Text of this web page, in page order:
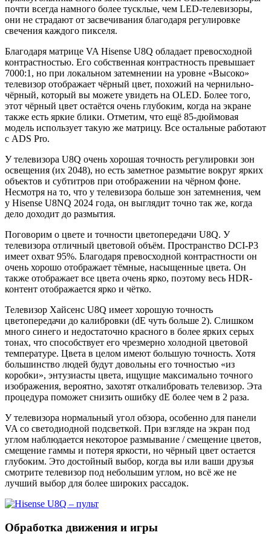
почти всегда намного более тусклые, чем LED-телевизоры,
они не страдают от засвечивания благодаря регулировке
свечения каждого пикселя.
Благодаря матрице VA Hisense U8Q обладает превосходной
контрастностью. Его собственная контрастность превышает
7000:1, но при локальном затемнении на уровне «Высоко»
телевизор отображает чёрный цвет, похожий на чернильно-
чёрный, который вы можете увидеть на OLED. Более того,
этот чёрный цвет остаётся очень глубоким, когда на экране
также есть яркие блики. Отметим, что ещё 85-дюймовая
модель использует такую же матрицу. Все остальные работают
с ADS Pro.
У телевизора U8Q очень хорошая точность регулировки зон
освещения (их 2048), но есть заметное размытие вокруг ярких
объектов и субтитров при отображении на чёрном фоне.
Несмотря на то, что у телевизора больше зон затемнения, чем
у Hisense U8NQ 2024 года, он выглядит точно так же, когда
дело доходит до размытия.
Поговорим о цвете и точности цветопередачи U8Q. У
телевизора отличный цветовой объём. Пространство DCI-P3
имеет охват 95%. Благодаря превосходной контрастности он
очень хорошо отображает тёмные, насыщенные цвета. Он
также отображает все цвета очень ярко, поэтому весь HDR-
контент отображается ярко и чётко.
Телевизор Хайсенс U8Q имеет хорошую точность
цветопередачи до калибровки (dE чуть больше 2). Слишком
много синего и недостаточно красного в более ярких серых
тонах, что способствует его чрезмерно холодной цветовой
температуре. Цвета в целом имеют большую точность. Хотя
большинство людей будут довольны его точностью «из
коробки», энтузиасты цвета, ищущие максимально точного
изображения, вероятно, захотят откалибровать телевизор. Эта
процедура поможет снизить ошибку dE более чем в 2 раза.
У телевизора нормальный угол обзора, особенно для панели
VA со светодиодной подсветкой. При взгляде на экран под
углом наблюдается некоторое размывание / смещение цветов,
смещение гаммы и потеря яркости, но чёрный цвет остается
глубоким. Это достойный выбор, когда вы или ваши друзья
смотрите телевизор под небольшим углом, но всё же не
лучший выбор для более широких рассадок.
Обработка движения и игры